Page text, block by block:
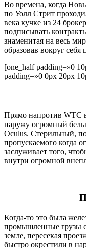
Во времена, когда
по Уолл Стрит
века кучке из 24
подписывать
знаменитая на весь
образовав вокруг
[one_half padding=»0
padding=»0 0px 20px
Прямо напротив WTC
наружу огромный
Oculus. Стерильный,
пропускаемого когда
заслуживает того,
внутри огромной
Когда-то это была
промышленные грузы
земле, пересекая
быстро окрестили в